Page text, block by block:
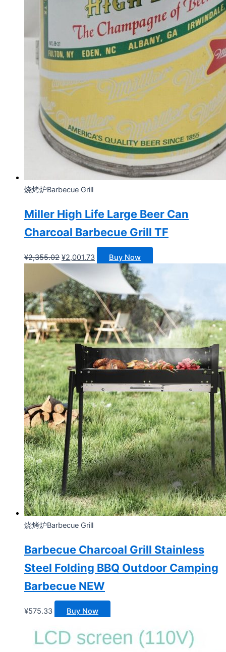
烧烤炉Barbecue Grill
Miller High Life Large Beer Can
Charcoal Barbecue Grill TF
¥2,355.02 原
价
为：
¥2,355.02。
¥2,001.73当
格
为：
¥2,001.73。
Buy Now
烧烤炉Barbecue Grill
Barbecue Charcoal Grill Stainless
Steel Folding BBQ Outdoor Camping
Barbecue NEW
¥575.33 Buy Now